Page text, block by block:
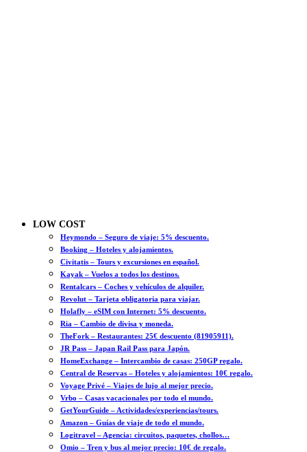
LOW COST
Heymondo – Seguro de viaje: 5% descuento.
Booking – Hoteles y alojamientos.
Civitatis – Tours y excursiones en español.
Kayak – Vuelos a todos los destinos.
Rentalcars – Coches y vehículos de alquiler.
Revolut – Tarjeta obligatoria para viajar.
Holafly – eSIM con Internet: 5% descuento.
Ria – Cambio de divisa y moneda.
TheFork – Restaurantes: 25€ descuento (81905911).
JR Pass – Japan Rail Pass para Japón.
HomeExchange – Intercambio de casas: 250GP regalo.
Central de Reservas – Hoteles y alojamientos: 10€ regalo.
Voyage Privé – Viajes de lujo al mejor precio.
Vrbo – Casas vacacionales por todo el mundo.
GetYourGuide – Actividades/experiencias/tours.
Amazon – Guías de viaje de todo el mundo.
Logitravel – Agencia: circuitos, paquetes, chollos…
Omio – Tren y bus al mejor precio: 10€ de regalo.